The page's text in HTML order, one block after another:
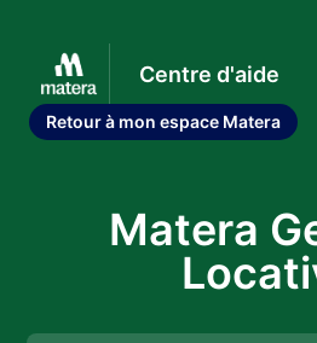
Centre d'aide
Retour à mon espace Matera
Matera